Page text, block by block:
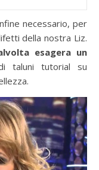
necessario, per
della nostra Liz.
esagera un
taluni tutorial su